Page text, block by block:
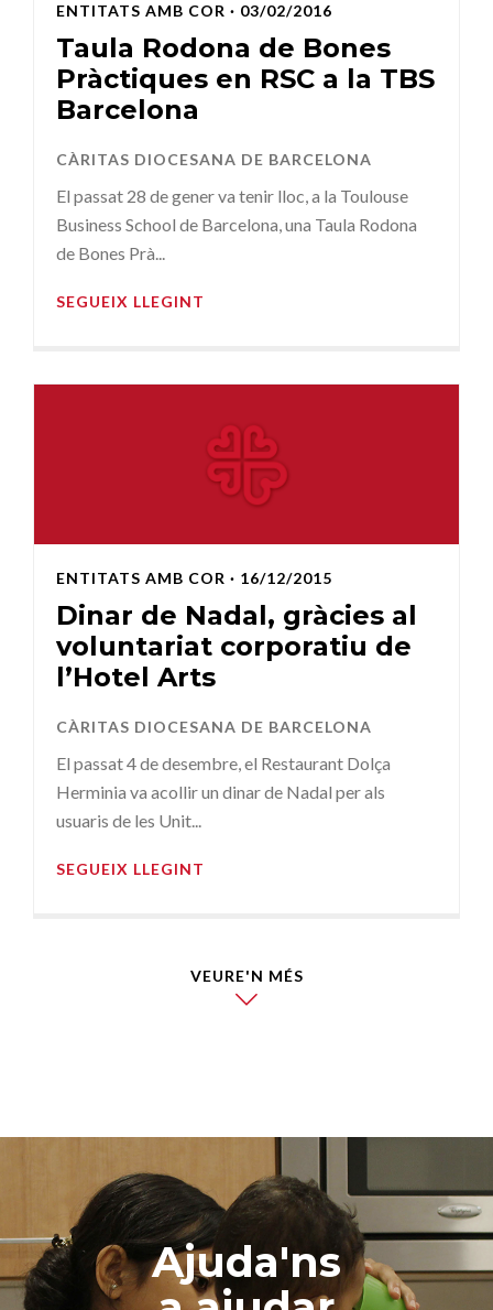
ENTITATS AMB COR · 03/02/2016
Taula Rodona de Bones
Pràctiques en RSC a la TBS
Barcelona
CÀRITAS DIOCESANA DE BARCELONA
El passat 28 de gener va tenir lloc, a la Toulouse
Business School de Barcelona, una Taula Rodona
de Bones Prà...
SEGUEIX LLEGINT
ENTITATS AMB COR · 16/12/2015
Dinar de Nadal, gràcies al
voluntariat corporatiu de
l’Hotel Arts
CÀRITAS DIOCESANA DE BARCELONA
El passat 4 de desembre, el Restaurant Dolça
Herminia va acollir un dinar de Nadal per als
usuaris de les Unit...
SEGUEIX LLEGINT
VEURE'N MÉS
Ajuda'ns